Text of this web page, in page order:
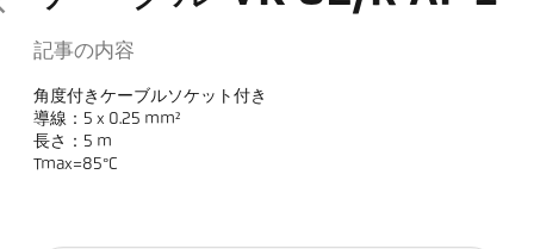
記事の内容
角度付きケーブルソケット付き
導線：5 x 0.25 mm²
長さ：5 m
Tmax=85°C